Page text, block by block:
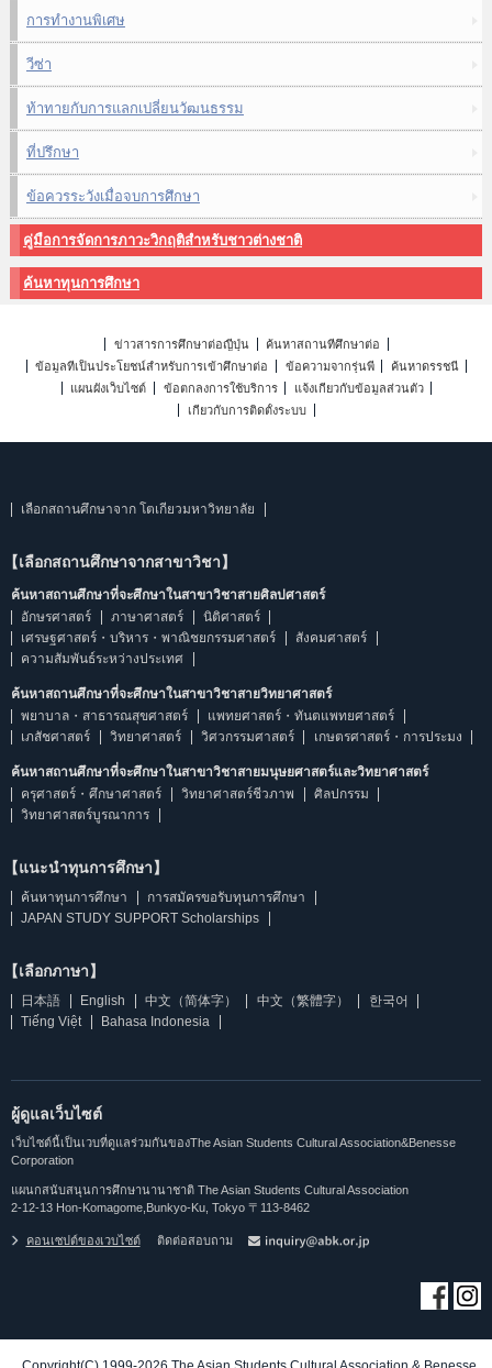
การทำงานพิเศษ
วีซ่า
ท้าทายกับการแลกเปลี่ยนวัฒนธรรม
ที่ปรึกษา
ข้อควรระวังเมื่อจบการศึกษา
คู่มือการจัดการภาวะวิกฤติสำหรับชาวต่างชาติ
ค้นหาทุนการศึกษา
ข่าวสารการศึกษาต่อญี่ปุ่น
ค้นหาสถานที่ศึกษาต่อ
ข้อมูลที่เป็นประโยชน์สำหรับการเข้าศึกษาต่อ
ข้อความจากรุ่นพี่
ค้นหาดรรชนี
แผนผังเว็บไซต์
ข้อตกลงการใช้บริการ
แจ้งเกี่ยวกับข้อมูลส่วนตัว
เกี่ยวกับการติดตั้งระบบ
เลือกสถานศึกษาจาก โตเกียวมหาวิทยาลัย
【เลือกสถานศึกษาจากสาขาวิชา】
ค้นหาสถานศึกษาที่จะศึกษาในสาขาวิชาสายศิลปศาสตร์
อักษรศาสตร์
ภาษาศาสตร์
นิติศาสตร์
เศรษฐศาสตร์・บริหาร・พาณิชยกรรมศาสตร์
สังคมศาสตร์
ความสัมพันธ์ระหว่างประเทศ
ค้นหาสถานศึกษาที่จะศึกษาในสาขาวิชาสายวิทยาศาสตร์
พยาบาล・สาธารณสุขศาสตร์
แพทยศาสตร์・ทันตแพทยศาสตร์
เภสัชศาสตร์
วิทยาศาสตร์ วิศวกรรมศาสตร์ เกษตรศาสตร์・การประมง
ค้นหาสถานศึกษาที่จะศึกษาในสาขาวิชาสายมนุษยศาสตร์และวิทยาศาสตร์
ครุศาสตร์・ศึกษาศาสตร์
วิทยาศาสตร์ชีวภาพ
ศิลปกรรม
วิทยาศาสตร์บูรณาการ
【แนะนำทุนการศึกษา】
ค้นหาทุนการศึกษา
การสมัครขอรับทุนการศึกษา
JAPAN STUDY SUPPORT Scholarships
【เลือกภาษา】
日本語 English 中文（简体字） 中文（繁體字）
한국어
Tiếng Việt
Bahasa Indonesia
ผู้ดูแลเว็บไซต์
เว็บไซต์นี้เป็นเวบที่ดูแลร่วมกันของThe Asian Students Cultural Association&Benesse
Corporation
แผนกสนับสนุนการศึกษานานาชาติ The Asian Students Cultural Association
2-12-13 Hon-Komagome,Bunkyo-Ku, Tokyo 〒113-8462
คอนเซปต์ของเวบไซต์ ติดต่อสอบถาม